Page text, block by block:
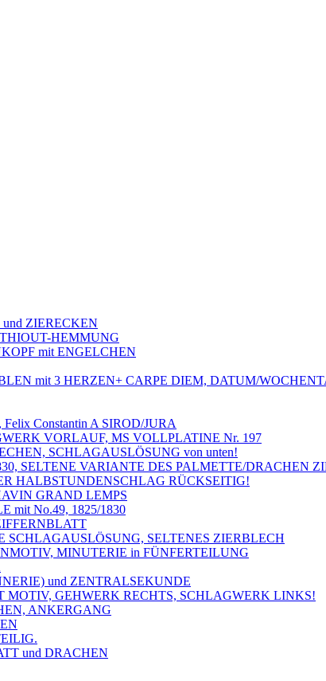
ZIERECKEN
HEMMUNG
mit ENGELCHEN
mit 3 HERZEN+ CARPE DIEM, DATUM/
Felix Constantin A SIROD/JURA
VORLAUF, MS VOLLPLATINE Nr. 197
SCHLAGAUSLÖSUNG von unten!
SELTENE VARIANTE DES PALMETTE/DRACHEN
HALBSTUNDENSCHLAG RÜCKSEITIG!
GRAND LEMPS
mit No.49, 1825/1830
SCHLAGAUSLÖSUNG, SELTENES ZIERBLECH
MINUTERIE in FÜNFERTEILUNG
und ZENTRALSEKUNDE
MOTIV, GEHWERK RECHTS, SCHLAGWERK LINKS!
ANKERGANG
und DRACHEN